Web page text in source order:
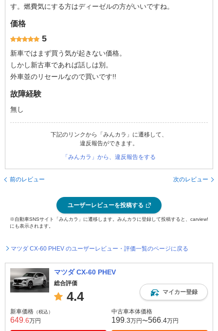
す。燃費気にする方はディーゼルの方がいいですね。
価格
5
新車ではまず買う気が起きない価格。
しかし新古車であれば話しは別。
外車並のリセールなので買いです!!
故障経験
無し
下記のリンクから「みんカラ」に遷移して、
違反報告ができます。
「みんカラ」から、違反報告をする
前のレビュー 次のレビュー
ユーザーレビューを投稿する
※自動車SNSサイト「みんカラ」に遷移します。みんカラに登録して投稿すると、carview!
にも表示されます。
マツダ CX-60 PHEV のユーザーレビュー・評価一覧のページに戻る
マツダ CX-60 PHEV
総合評価
4.4 マイカー登録
新車価格 （税込）
649 .6万円
中古車本体価格
199 .3万円〜566 .4万円